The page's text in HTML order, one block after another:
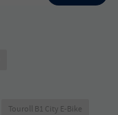
Touroll B1 City E-Bike